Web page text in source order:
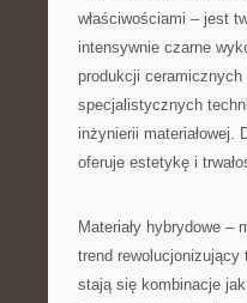
właściwościami – jest
intensywnie czarne
produkcji ceramicznych
specjalistycznych
inżynierii materiałowej.
oferuje estetykę i
Materiały hybrydowe –
trend rewolucjonizujący
stają się kombinacje